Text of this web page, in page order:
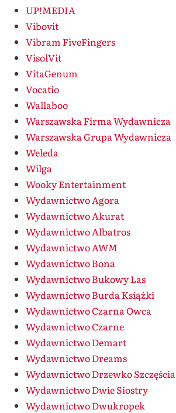
UP!MEDIA
Vibovit
Vibram FiveFingers
VisolVit
VitaGenum
Vocatio
Wallaboo
Warszawska Firma Wydawnicza
Warszawska Grupa Wydawnicza
Weleda
Wilga
Wooky Entertainment
Wydawnictwo Agora
Wydawnictwo Akurat
Wydawnictwo Albatros
Wydawnictwo AWM
Wydawnictwo Bona
Wydawnictwo Bukowy Las
Wydawnictwo Burda Książki
Wydawnictwo Czarna Owca
Wydawnictwo Czarne
Wydawnictwo Demart
Wydawnictwo Dreams
Wydawnictwo Drzewko Szczęścia
Wydawnictwo Dwie Siostry
Wydawnictwo Dwukropek